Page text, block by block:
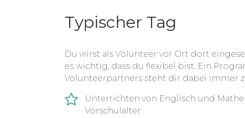
Typischer Tag
Du wirst als Volunteer vor Ort dort
es wichtig, dass du flexibel bist. Ein
Volunteerpartners steht dir dabei immer
Unterrichten von Englisch und
Vorschulalter